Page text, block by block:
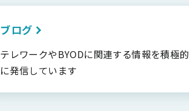
ブログ
テレワークやBYODに関連する情報を積極的
に発信しています